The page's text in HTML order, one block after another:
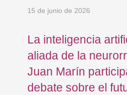
15 de junio de 2026
La inteligencia
aliada de la
Juan Marín
debate sobre el